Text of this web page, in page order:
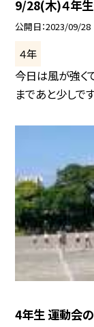
9/28(木)４年生
公開日 2023/09/28
４年
今日は風が強く
まであと少しで
4年生 運動会